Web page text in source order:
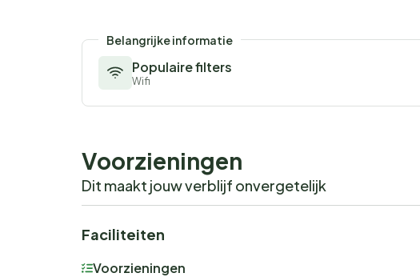
Belangrijke informatie
Populaire filters
Wifi
Voorzieningen
Dit maakt jouw verblijf onvergetelijk
Faciliteiten
Voorzieningen